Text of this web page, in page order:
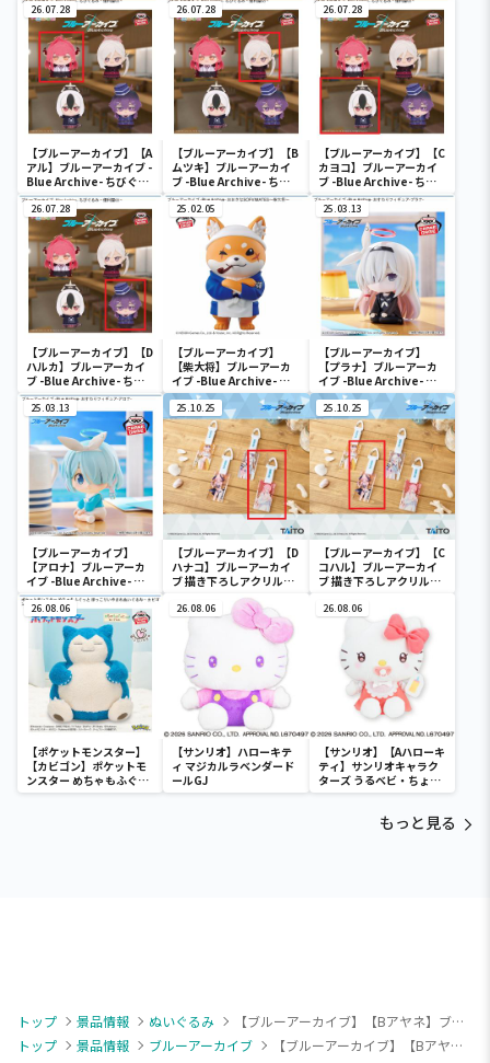
26.07.28
【ブルーアーカイブ】【A
アル】ブルーアーカイブ -
Blue Archive- ちびぐる
み～便利屋68～
26.07.28
【ブルーアーカイブ】【B
ムツキ】ブルーアーカイ
ブ -Blue Archive- ちび
ぐるみ～便利屋68～
26.07.28
【ブルーアーカイブ】【C
カヨコ】ブルーアーカイ
ブ -Blue Archive- ちび
ぐるみ～便利屋68～
26.07.28
【ブルーアーカイブ】【D
ハルカ】ブルーアーカイ
ブ -Blue Archive- ちび
ぐるみ～便利屋68～
25.02.05
【ブルーアーカイブ】
【柴大将】ブルーアーカ
イブ -Blue Archive- お
おきなSOFVIMATES～柴
大将～
25.03.13
【ブルーアーカイブ】
【プラナ】ブルーアーカ
イブ -Blue Archive- お
すわりフィギュア-プラ
ナ-
25.03.13
【ブルーアーカイブ】
【アロナ】ブルーアーカ
イブ -Blue Archive- お
すわりフィギュア-アロ
ナ-
25.10.25
【ブルーアーカイブ】【D
ハナコ】ブルーアーカイ
ブ 描き下ろしアクリルキ
ーホルダー 水着ver.
25.10.25
【ブルーアーカイブ】【C
コハル】ブルーアーカイ
ブ 描き下ろしアクリルキ
26.08.06
【ポケットモンスター】
【カビゴン】ポケットモ
ンスター めちゃもふぐっ
と ほっこりいやされぬい
26.08.06
【サンリオ】ハローキテ
ィ マジカルラベンダード
ールGJ
26.08.06
【サンリオ】【Aハローキ
ティ】サンリオキャラク
ターズ うるベビ・ちょい
デカドール
もっと見る
トップ 景品情報 ぬいぐるみ
【ブルーアーカイブ】【Bアヤネ】ブルーアーカイブ ミニぬいぐるみVol.2（EX）
トップ
景品情報 ブルーアーカイブ 【ブルーアーカイブ】【Bアヤネ】ブルーアーカイブ ミニぬいぐるみVol.2（EX）